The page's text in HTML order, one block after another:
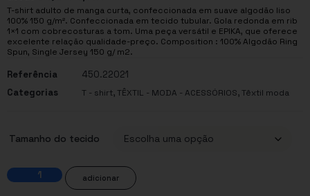
T-shirt adulto de manga curta, confeccionada em suave algodão liso
100% 150 g/m². Confeccionada em tecido tubular. Gola redonda em rib
1×1 com cobrecosturas a tom. Uma peça versátil e EPIKA, que oferece
excelente relação qualidade-preço. Composition : 100% Algodão Ring
Spun, Single Jersey 150 g/ m2.
Referência
450.22021
Categorias
T - shirt,TÊXTIL - MODA - ACESSÓRIOS,Têxtil moda
Tamanho do tecido
adicionar